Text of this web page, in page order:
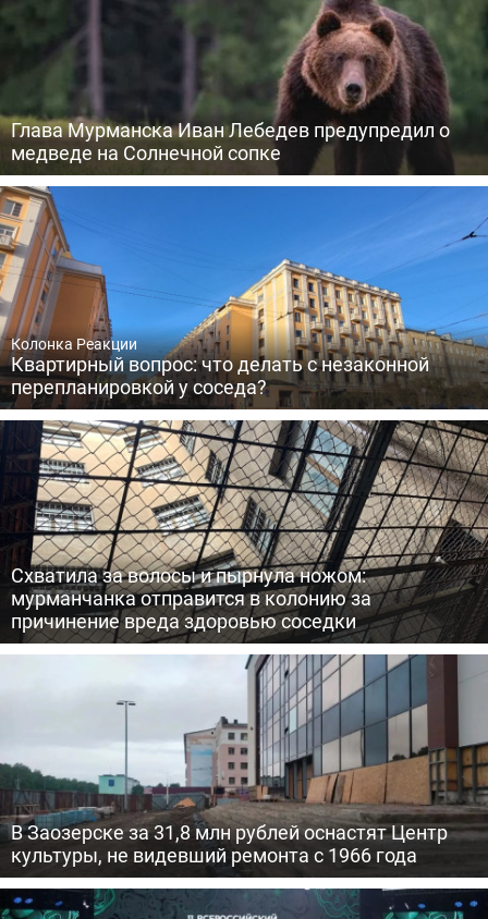
Глава Мурманска Иван Лебедев предупредил о
медведе на Солнечной сопке
Колонка Реакции
Квартирный вопрос: что делать с незаконной
перепланировкой у соседа?
Схватила за волосы и пырнула ножом:
мурманчанка отправится в колонию за
причинение вреда здоровью соседки
В Заозерске за 31,8 млн рублей оснастят Центр
культуры, не видевший ремонта с 1966 года